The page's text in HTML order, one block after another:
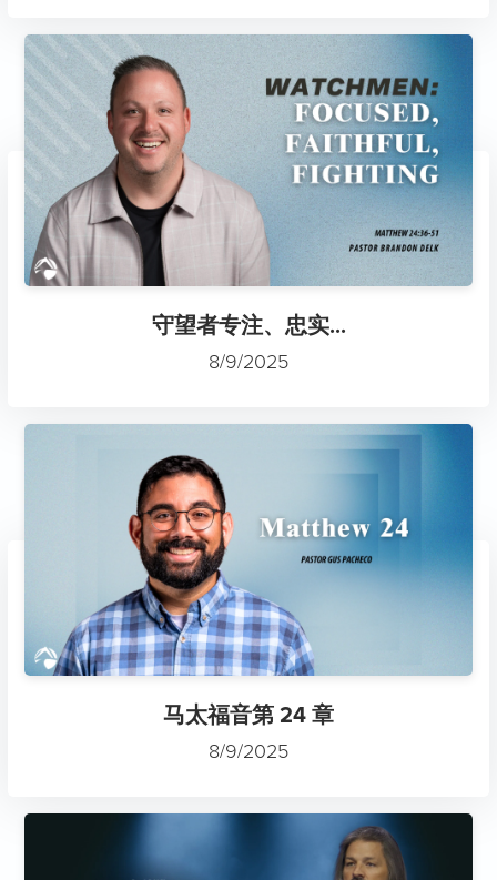
守望者专注、忠实...
8/9/2025
马太福音第 24 章
8/9/2025